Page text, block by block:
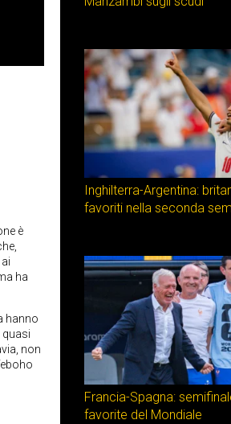
è
ha
hanno
quasi
non
Inghilterra-Argentina:
favoriti nella seconda
Francia-Spagna:
favorite del Mondiale